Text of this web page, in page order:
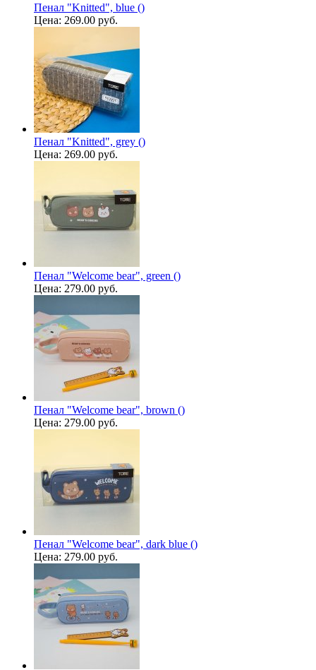
Пенал "Knitted", blue ()
Цена: 269.00 руб.
Пенал "Knitted", grey ()
Цена: 269.00 руб.
Пенал "Welcome bear", green ()
Цена: 279.00 руб.
Пенал "Welcome bear", brown ()
Цена: 279.00 руб.
Пенал "Welcome bear", dark blue ()
Цена: 279.00 руб.